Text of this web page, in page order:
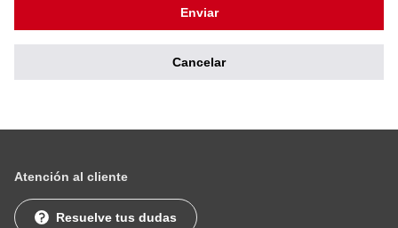
Enviar
Cancelar
Atención al cliente
Resuelve tus dudas